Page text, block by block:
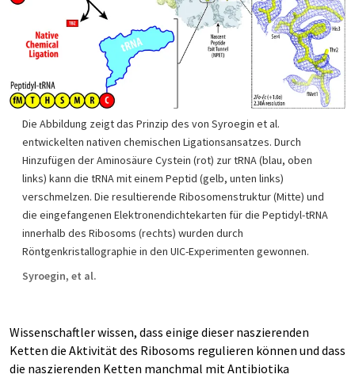
Die Abbildung zeigt das Prinzip des von Syroegin et al.
entwickelten nativen chemischen Ligationsansatzes. Durch
Hinzufügen der Aminosäure Cystein (rot) zur tRNA (blau, oben
links) kann die tRNA mit einem Peptid (gelb, unten links)
verschmelzen. Die resultierende Ribosomenstruktur (Mitte) und
die eingefangenen Elektronendichtekarten für die Peptidyl-tRNA
innerhalb des Ribosoms (rechts) wurden durch
Röntgenkristallographie in den UIC-Experimenten gewonnen.
Syroegin, et al.
Wissenschaftler wissen, dass einige dieser naszierenden
Ketten die Aktivität des Ribosoms regulieren können und dass
die naszierenden Ketten manchmal mit Antibiotika